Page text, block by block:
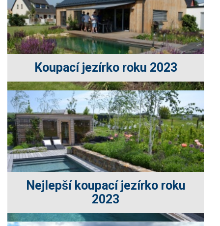
Koupací jezírko roku 2023
Nejlepší koupací jezírko roku
2023